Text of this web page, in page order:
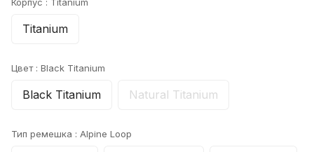
Titanium
Цвет : Black Titanium
Black Titanium Natural Titanium
Тип ремешка : Alpine Loop